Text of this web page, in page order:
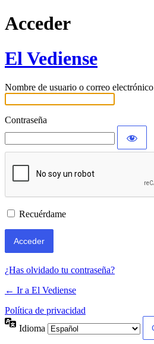
Acceder
El Vediense
Nombre de usuario o correo electrónico
Contraseña
Recuérdame
¿Has olvidado tu contraseña?
← Ir a El Vediense
Política de privacidad
Idioma